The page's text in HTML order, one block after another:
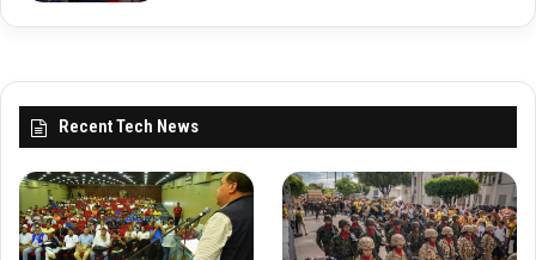
Recent Tech News